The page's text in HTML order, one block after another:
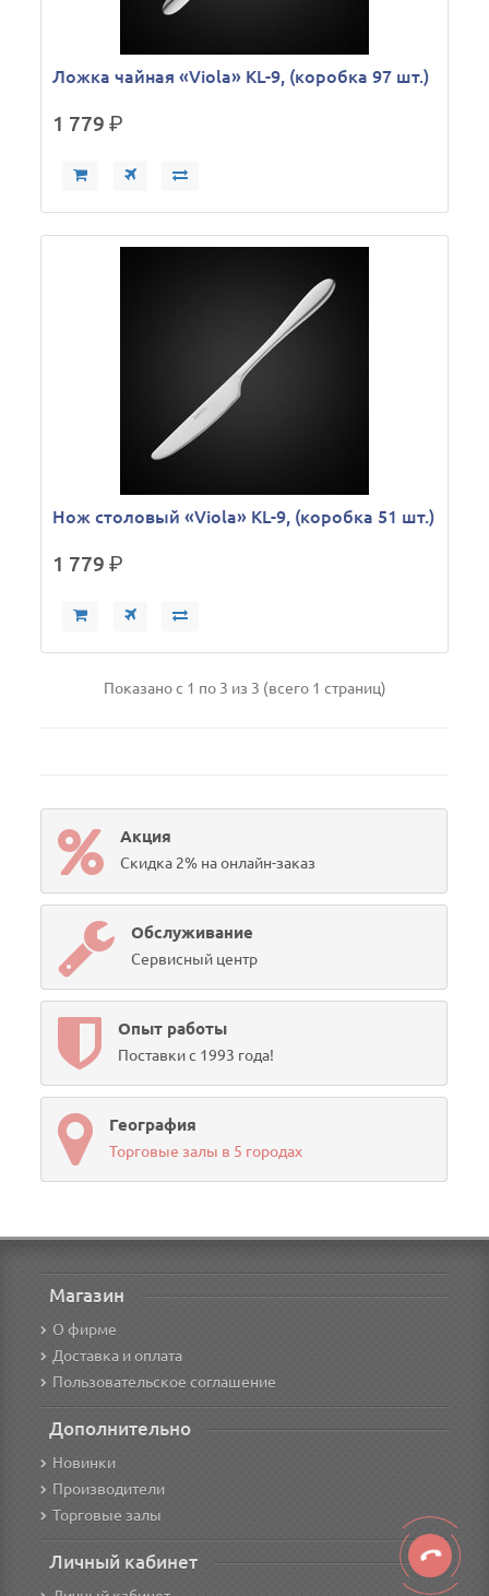
Ложка чайная «Viola» KL-9, (коробка 97 шт.)
1 779р.
Нож столовый «Viola» KL-9, (коробка 51 шт.)
1 779р.
Показано с 1 по 3 из 3 (всего 1 страниц)
Акция
Скидка 2% на онлайн-заказ
Обслуживание
Сервисный центр
Опыт работы
Поставки с 1993 года!
География
Торговые залы в 5 городах
Магазин
О фирме
Доставка и оплата
Пользовательское соглашение
Дополнительно
Новинки
Производители
Торговые залы
Личный кабинет